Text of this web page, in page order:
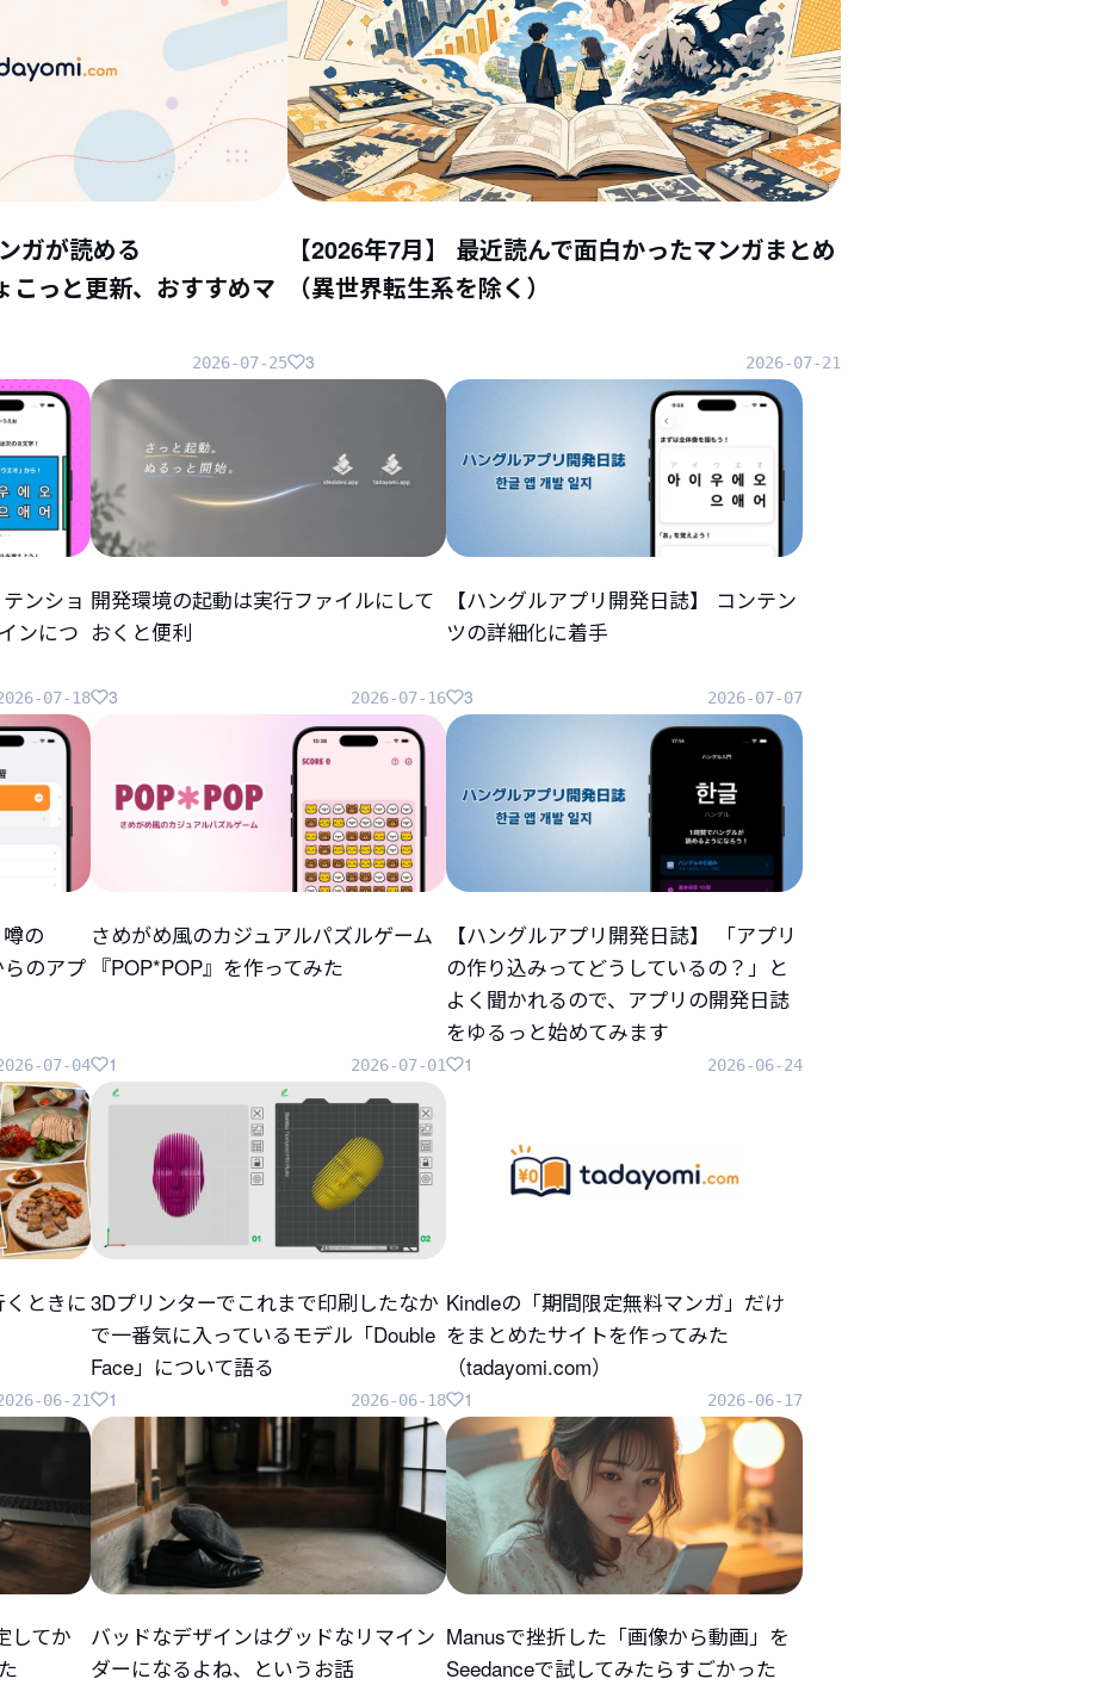
ガが読める
こっと更新、おすすめマ
2026-07-25
【2026年7月】 最近読んで面白かったマンガまとめ
（異世界転生系を除く）
2026-07-21
3
ンショ
ンにつ
07-18
開発環境の起動は実行ファイルにして
おくと便利
2026-07-16
3
【ハングルアプリ開発日誌】 コンテン
ツの詳細化に着手
2026-07-07
3
の
のアプ
07-04
さめがめ風のカジュアルパズルゲーム
『POP*POP』を作ってみた
2026-07-01
1
【ハングルアプリ開発日誌】 「アプリ
の作り込みってどうしているの？」と
よく聞かれるので、アプリの開発日誌
をゆるっと始めてみます
2026-06-24
1
くときに
06-21
3Dプリンターでこれまで印刷したなか
で一番気に入っているモデル「Double
Face」について語る
2026-06-18
1
Kindleの「期間限定無料マンガ」だけ
をまとめたサイトを作ってみた
（tadayomi.com）
2026-06-17
1
してか
バッドなデザインはグッドなリマイン
ダーになるよね、というお話
Manusで挫折した「画像から動画」を
Seedanceで試してみたらすごかった